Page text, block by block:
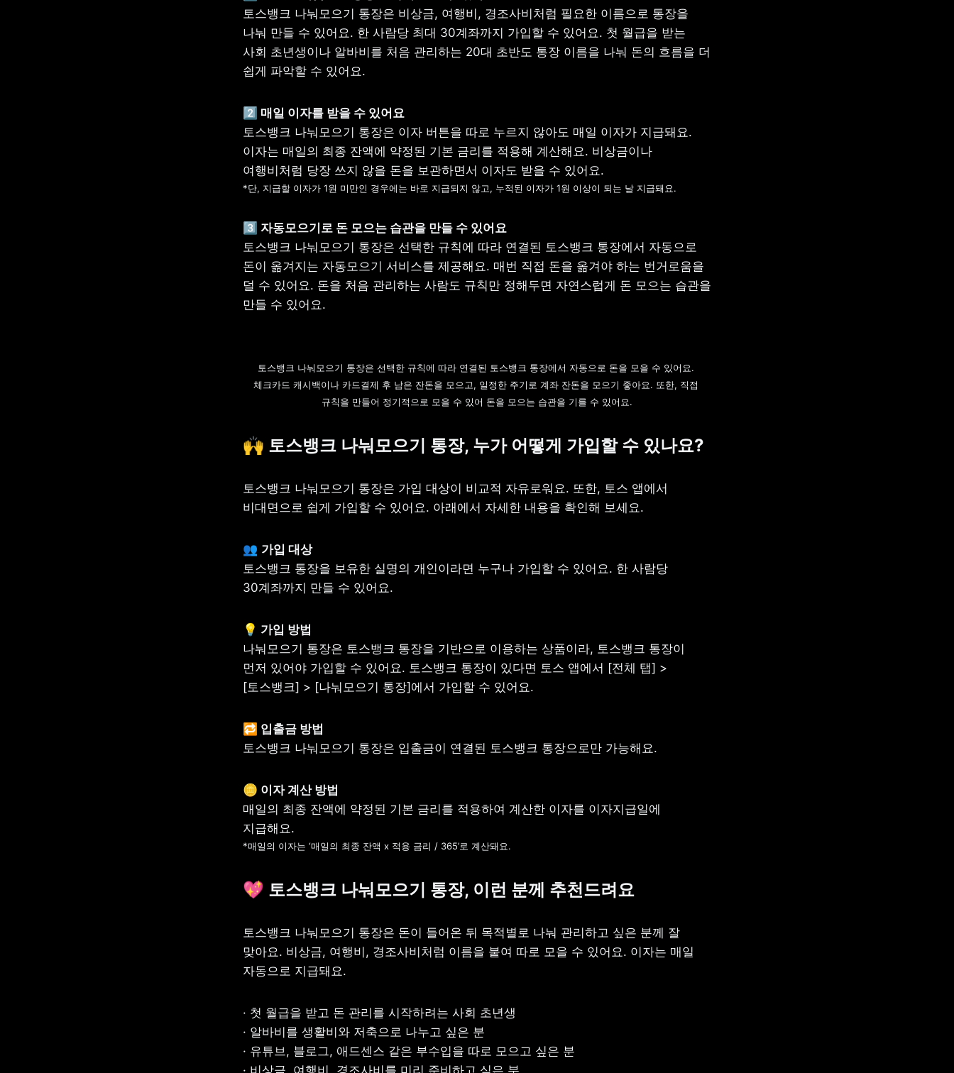
토스뱅크 나눠모으기 통장은 비상금, 여행비, 경조사비처럼 필요한 이름으로 통장을
나눠 만들 수 있어요. 한 사람당 최대 30계좌까지 가입할 수 있어요. 첫 월급을 받는
사회 초년생이나 알바비를 처음 관리하는 20대 초반도 통장 이름을 나눠 돈의 흐름을 더
쉽게 파악할 수 있어요.
2️⃣
토스뱅크 나눠모으기 통장은 이자 버튼을 따로 누르지 않아도 매일 이자가 지급돼요.
이자는 매일의 최종 잔액에 약정된 기본 금리를 적용해 계산해요. 비상금이나
*단, 지급할 이자가 1원 미만인 경우에는 바로 지급되지 않고, 누적된 이자가 1원 이상이 되는 날 지급돼요.
3️⃣
토스뱅크 나눠모으기 통장은 선택한 규칙에 따라 연결된 토스뱅크 통장에서 자동으로
돈이 옮겨지는 자동모으기 서비스를 제공해요. 매번 직접 돈을 옮겨야 하는 번거로움을
덜 수 있어요. 돈을 처음 관리하는 사람도 규칙만 정해두면 자연스럽게 돈 모으는 습관을
만들 수 있어요.
토스뱅크 나눠모으기 통장은 선택한 규칙에 따라 연결된 토스뱅크 통장에서 자동으로 돈을 모을 수 있어요.
체크카드 캐시백이나 카드결제 후 남은 잔돈을 모으고, 일정한 주기로 계좌 잔돈을 모으기 좋아요. 또한, 직접
규칙을 만들어 정기적으로 모을 수 있어 돈을 모으는 습관을 기를 수 있어요.
🙌 토스뱅크 나눠모으기 통장, 누가 어떻게 가입할 수 있나요?
토스뱅크 나눠모으기 통장은 가입 대상이 비교적 자유로워요. 또한, 토스 앱에서
비대면으로 쉽게 가입할 수 있어요. 아래에서 자세한 내용을 확인해 보세요.
👥
토스뱅크 통장을 보유한 실명의 개인이라면 누구나 가입할 수 있어요. 한 사람당
30계좌까지 만들 수 있어요.
나눠모으기 통장은 토스뱅크 통장을 기반으로 이용하는 상품이라, 토스뱅크 통장이
먼저 있어야 가입할 수 있어요. 토스뱅크 통장이 있다면 토스 앱에서 [전체 탭] >
[토스뱅크] > [나눠모으기 통장]에서 가입할 수 있어요.
토스뱅크 나눠모으기 통장은 입출금이 연결된 토스뱅크 통장으로만 가능해요.
🪙
매일의 최종 잔액에 약정된 기본 금리를 적용하여 계산한 이자를 이자지급일에
*매일의 이자는 ‘매일의 최종 잔액 x 적용 금리 / 365’로 계산돼요.
💖 토스뱅크 나눠모으기 통장, 이런 분께 추천드려요
토스뱅크 나눠모으기 통장은 돈이 들어온 뒤 목적별로 나눠 관리하고 싶은 분께 잘
맞아요. 비상금, 여행비, 경조사비처럼 이름을 붙여 따로 모을 수 있어요. 이자는 매일
자동으로 지급돼요.
· 첫 월급을 받고 돈 관리를 시작하려는 사회 초년생
· 알바비를 생활비와 저축으로 나누고 싶은 분
· 유튜브, 블로그, 애드센스 같은 부수입을 따로 모으고 싶은 분
· 비상금, 여행비, 경조사비를 미리 준비하고 싶은 분